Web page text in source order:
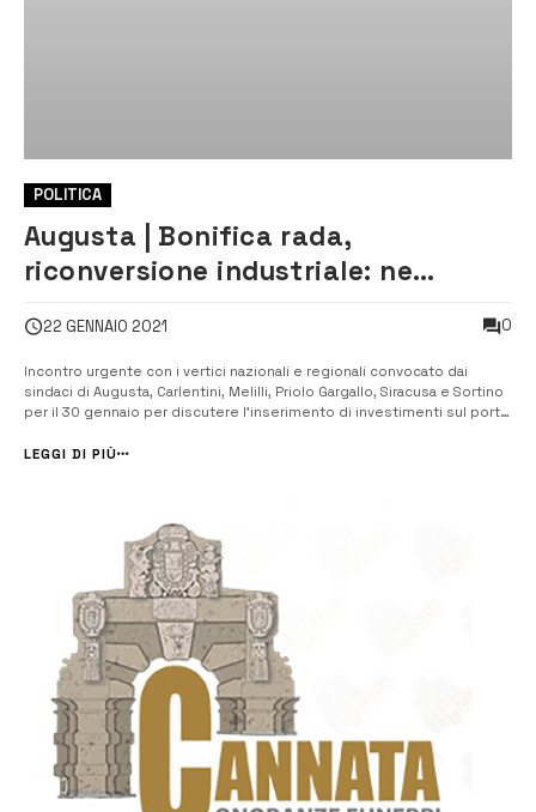
POLITICA
Augusta | Bonifica rada,
riconversione industriale: ne
Recovery Fund i sindaci
22 GENNAIO 2021 0
Incontro urgente con i vertici nazionali e regionali convocato dai
sindaci di Augusta, Carlentini, Melilli, Priolo Gargallo, Siracusa e Sortino
per il 30 gennaio per discutere l’inserimento di investimenti sul porto
progetti di riconversione industriale del polo petrolchim...
LEGGI DI PIÙ